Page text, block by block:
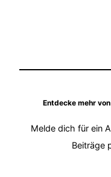
Entdecke mehr
Melde dich für ein
Beiträge